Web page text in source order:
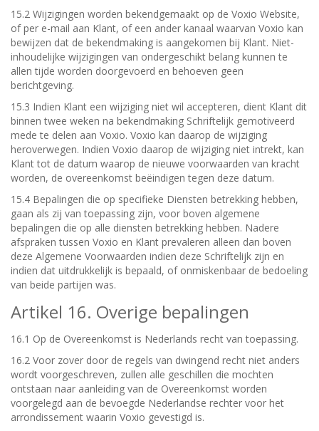
15.2 Wijzigingen worden bekendgemaakt op de Voxio Website,
of per e-mail aan Klant, of een ander kanaal waarvan Voxio kan
bewijzen dat de bekendmaking is aangekomen bij Klant. Niet-
inhoudelijke wijzigingen van ondergeschikt belang kunnen te
allen tijde worden doorgevoerd en behoeven geen
berichtgeving.
15.3 Indien Klant een wijziging niet wil accepteren, dient Klant dit
binnen twee weken na bekendmaking Schriftelijk gemotiveerd
mede te delen aan Voxio. Voxio kan daarop de wijziging
heroverwegen. Indien Voxio daarop de wijziging niet intrekt, kan
Klant tot de datum waarop de nieuwe voorwaarden van kracht
worden, de overeenkomst beëindigen tegen deze datum.
15.4 Bepalingen die op specifieke Diensten betrekking hebben,
gaan als zij van toepassing zijn, voor boven algemene
bepalingen die op alle diensten betrekking hebben. Nadere
afspraken tussen Voxio en Klant prevaleren alleen dan boven
deze Algemene Voorwaarden indien deze Schriftelijk zijn en
indien dat uitdrukkelijk is bepaald, of onmiskenbaar de bedoeling
van beide partijen was.
Artikel 16. Overige bepalingen
16.1 Op de Overeenkomst is Nederlands recht van toepassing.
16.2 Voor zover door de regels van dwingend recht niet anders
wordt voorgeschreven, zullen alle geschillen die mochten
ontstaan naar aanleiding van de Overeenkomst worden
voorgelegd aan de bevoegde Nederlandse rechter voor het
arrondissement waarin Voxio gevestigd is.